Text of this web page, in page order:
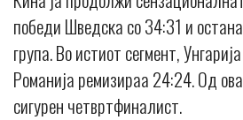
победи Шведска со 34:31 и
група. Во истиот сегмент,
Романија ремизираа 24:24. Од
сигурен четвртфиналист.